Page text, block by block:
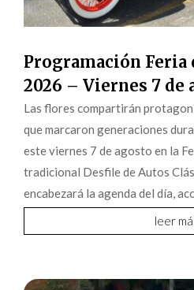
Programación Feria
2026 – Viernes 7 de
Las flores compartirán
que marcaron generaciones
este viernes 7 de agosto en la
tradicional Desfile de Autos
encabezará la agenda del día,
leer